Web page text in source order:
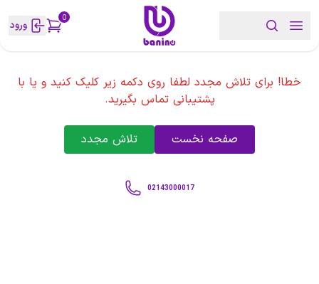
0 ورود
خطا! برای تلاش مجدد لطفا روی دکمه زیر کلیک کنید و یا با
پشتیبانی تماس بگیرید.
صفحه نخست تلاش مجدد
02143000017